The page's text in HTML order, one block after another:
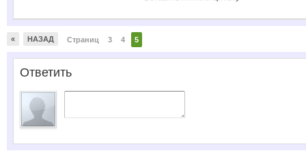
@ slava-alliluia : 1-2 скорость, завожу, машина не едет.в
вниз. Включаю 1-2 скорость, завожу,
« НАЗАД Страниц 3 4 5
Ответить